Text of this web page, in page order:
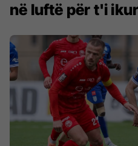
në luftë për t'i